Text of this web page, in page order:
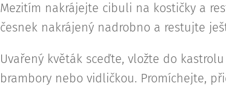
Mezitím nakrájejte cibuli na kostičky a
česnek nakrájený nadrobno a restujte
Uvařený květák sceďte, vložte do
brambory nebo vidličkou. Promíchejte,